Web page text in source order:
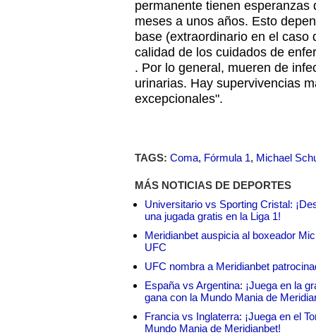
permanente tienen esperanzas
meses a unos años. Esto
base (extraordinario en el
calidad de los cuidados de
. Por lo general, mueren de
urinarias. Hay supervivencias
excepcionales".
TAGS: Coma, Fórmula 1, Michael
MÁS NOTICIAS DE DEPORTES
Universitario vs Sporting Cristal:
una jugada gratis en la Liga 1!
Meridianbet auspicia al boxeador
UFC
UFC nombra a Meridianbet
España vs Argentina: ¡Juega en la
gana con la Mundo Mania de
Francia vs Inglaterra: ¡Juega en el
Mundo Mania de Meridianbet!